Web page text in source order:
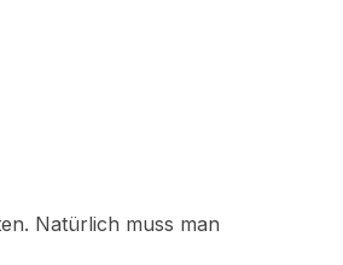
Natürlich muss man